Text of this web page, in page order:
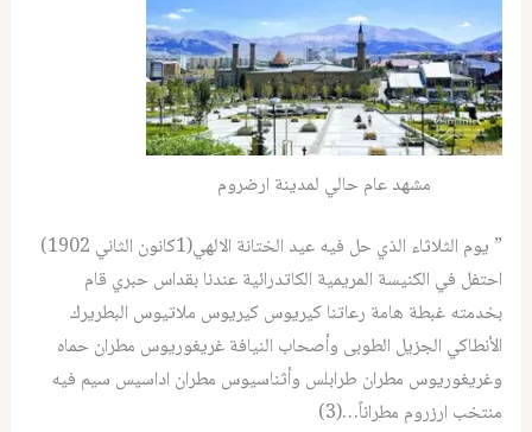
مشهد عام حالي لمدينة ارضروم
” يوم الثلاثاء الذي حل فيه عيد الختانة الالهي(1كانون الثاني 1902)
احتفل في الكنيسة المريمية الكاتدرائية عندنا بقداس حبري قام
بخدمته غبطة هامة رعاتنا كيريوس كيريوس ملاتيوس البطريرك
الأنطاكي الجزيل الطوبى وأصحاب النيافة غريغوريوس مطران حماه
وغريغوريوس مطران طرابلس وأثناسيوس مطران اداسيس سيم فيه
منتخب ارزروم مطراناً…(3)